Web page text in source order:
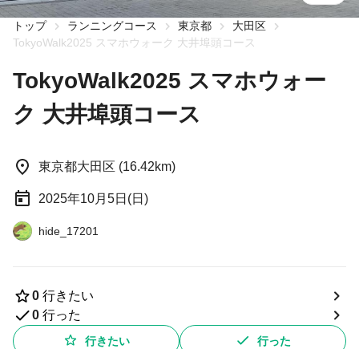
トップ ランニングコース 東京都
大田区
TokyoWalk2025 スマホウォーク 大井埠頭コース
TokyoWalk2025 スマホウォー
ク 大井埠頭コース
東京都大田区 (16.42km)
2025年10月5日(日)
hide_17201
0 行きたい
0 行った
行きたい 行った